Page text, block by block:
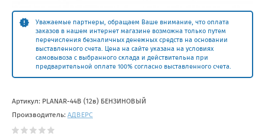
Уважаемые партнеры, обращаем Ваше внимание, что оплата
заказов в нашем интернет магазине возможна только путем
перечисления безналичных денежных средств на основании
выставленного счета. Цена на сайте указана на условиях
самовывоза с выбранного склада и действительна при
предварительной оплате 100% согласно выставленного счета.
Артикул: PLANAR-44В (12в) БЕНЗИНОВЫЙ
Производитель: АДВЕРС